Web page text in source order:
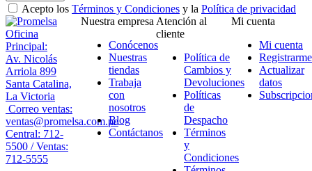
Acepto los Términos y Condiciones y la Política de privacidad
Oficina
Principal:
Av. Nicolás
Arriola 899
Santa Catalina,
La Victoria
Correo ventas:
ventas@promelsa.com.pe
Central: 712-
5500 / Ventas:
712-5555
Nuestra empresa
Conócenos
Nuestras
tiendas
Trabaja
con
nosotros
Blog
Contáctanos
Atención al
cliente
Política de
Cambios y
Devoluciones
Políticas
de
Despacho
Términos
y
Condiciones
Mi cuenta
Mi cuenta
Registrarme
Actualizar
datos